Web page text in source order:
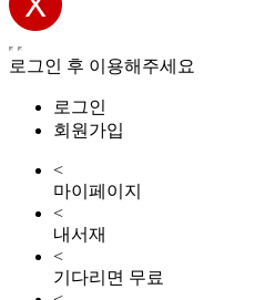
로그인 후 이용해주세요
로그인
회원가입
<
마이페이지
<
내서재
<
기다리면 무료